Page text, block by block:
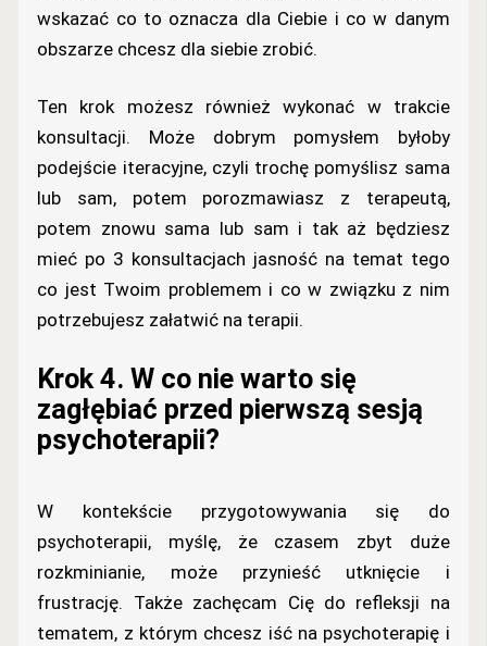
wskazać co to oznacza dla Ciebie i co w danym
obszarze chcesz dla siebie zrobić.
Ten krok możesz również wykonać w trakcie
konsultacji. Może dobrym pomysłem byłoby
podejście iteracyjne, czyli trochę pomyślisz sama
lub sam, potem porozmawiasz z terapeutą,
potem znowu sama lub sam i tak aż będziesz
mieć po 3 konsultacjach jasność na temat tego
co jest Twoim problemem i co w związku z nim
potrzebujesz załatwić na terapii.
Krok 4. W co nie warto się
zagłębiać przed pierwszą sesją
psychoterapii?
W kontekście przygotowywania się do
psychoterapii, myślę, że czasem zbyt duże
rozkminianie, może przynieść utknięcie i
frustrację. Także zachęcam Cię do refleksji na
tematem, z którym chcesz iść na psychoterapię i